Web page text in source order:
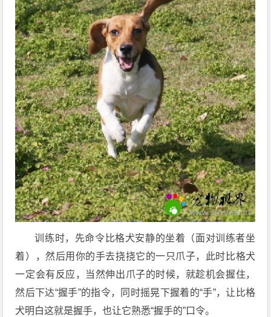
训练时，先命令比格犬安静的坐着（面对训练者坐
着），然后用你的手去挠挠它的一只爪子，此时比格犬
一定会有反应，当然伸出爪子的时候，就趁机会握住，
然后下达“握手”的指令，同时摇晃下握着的“手”，让比格
犬明白这就是握手，也让它熟悉“握手的”口令。